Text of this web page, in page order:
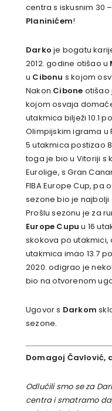
centra s iskusnim 30
Planinićem!
Darko je bogatu
2012. godine otišao u
u Cibonu s kojom
Nakon Cibone otišao
kojom osvaja
utakmica bilježi 10.1
Olimpijskim igrama u
5 utakmica postizao
toga je bio u Vitoriji s
Eurolige, s Gran
FIBA Europe Cup, pa
sezone bio je najbolji
Prošlu sezonu je za
Europe Cupu u 16
skokova po utakmici,
utakmica imao 13.7
2020. odigrao je
bio na otvorenom
Ugovor s Darkom
sezone.
Domagoj Čavlović,
Odlučili smo se za
centra i smatramo